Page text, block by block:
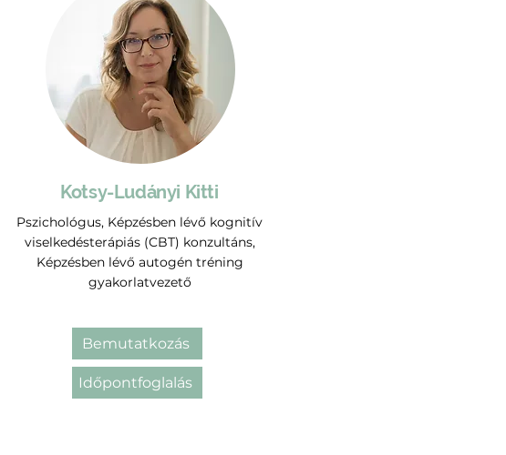
Kotsy-Ludányi Kitti
Pszichológus, Képzésben lévő kognitív
viselkedésterápiás (CBT) konzultáns,
Képzésben lévő autogén tréning
gyakorlatvezető
Bemutatkozás
Időpontfoglalás